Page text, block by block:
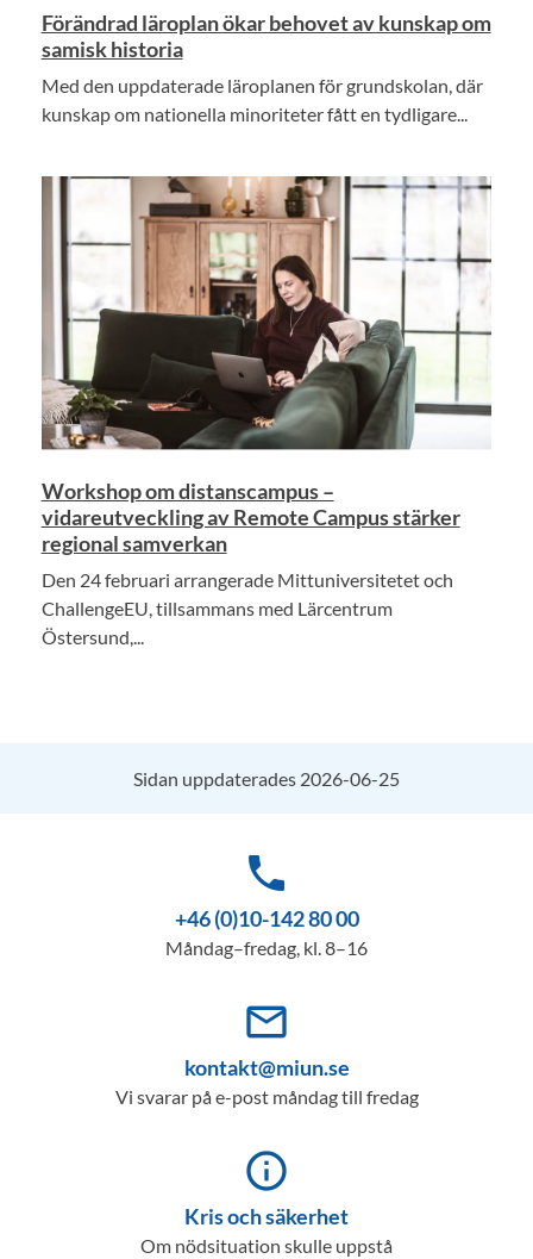
Förändrad läroplan ökar behovet av kunskap om
samisk historia
Med den uppdaterade läroplanen för grundskolan, där
kunskap om nationella minoriteter fått en tydligare...
Workshop om distanscampus –
vidareutveckling av Remote Campus stärker
regional samverkan
Den 24 februari arrangerade Mittuniversitetet och
ChallengeEU, tillsammans med Lärcentrum
Östersund,...
Sidan uppdaterades 2026-06-25
phone
+46 (0)10-142 80 00
Måndag–fredag, kl. 8–16
mail_outline
kontakt@miun.se
Vi svarar på e-post måndag till fredag
info_outline
Kris och säkerhet
Om nödsituation skulle uppstå